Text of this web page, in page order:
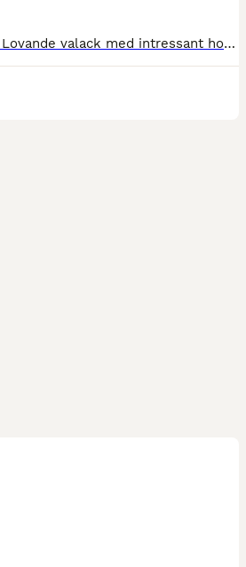
Idåls Le Casa (SWB) – Lovande valack med intressant hoppstam Idåls Le Casa (SWB) Född 2019 • Valack • ca 162 cm • Brun Efter Casanova Hästak u. Lemina (4) (SWB), som tävlat hoppning upp till 130 cm. N